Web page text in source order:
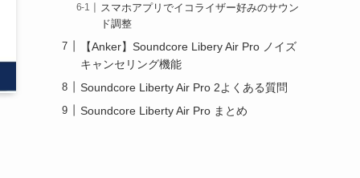
スマホアプリでイコライザー好みのサウン
ド調整
【Anker】Soundcore Libery Air Pro ノイズ
キャンセリング機能
Soundcore Liberty Air Pro 2よくある質問
Soundcore Liberty Air Pro まとめ